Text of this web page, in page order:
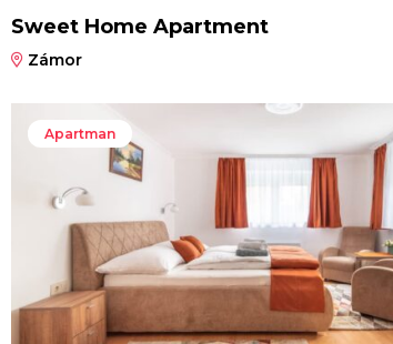
Sweet Home Apartment
Zámor
Apartman